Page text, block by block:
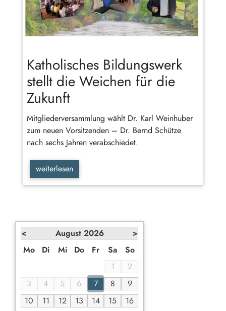
Katholisches Bildungswerk
stellt die Weichen für die
Zukunft
Mitgliederversammlung wählt Dr. Karl Weinhuber
zum neuen Vorsitzenden – Dr. Bernd Schütze
nach sechs Jahren verabschiedet.
weiterlesen
< >
August 2026
Mo
Di Mi Do Fr Sa
So
1
2
3
4 5 6 7 8
9
10
11 12 13 14 15
16